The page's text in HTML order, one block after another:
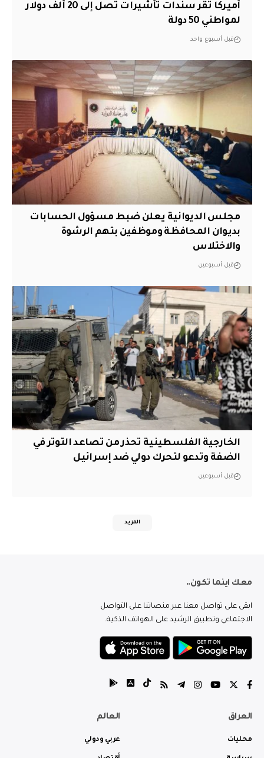
أميركا تقر سندات تأشيرات تصل إلى 20 ألف دولار
لمواطني 50 دولة
قبل أسبوع واحد
مجلس الديوانية يعلن ضبط مسؤول الحسابات
بديوان المحافظة وموظفين بتهم الرشوة
والاختلاس
قبل أسبوعين
الخارجية الفلسطينية تحذر من تصاعد التوتر في
الضفة وتدعو لتحرك دولي ضد إسرائيل
قبل أسبوعين
المزيد
معك اينما تكون..
ابقى على تواصل معنا عبر منصاتنا على التواصل
الاجتماعي وتطبيق الرشيد على الهواتف الذكية.
العراق
محليات
العالم
عربي ودولي